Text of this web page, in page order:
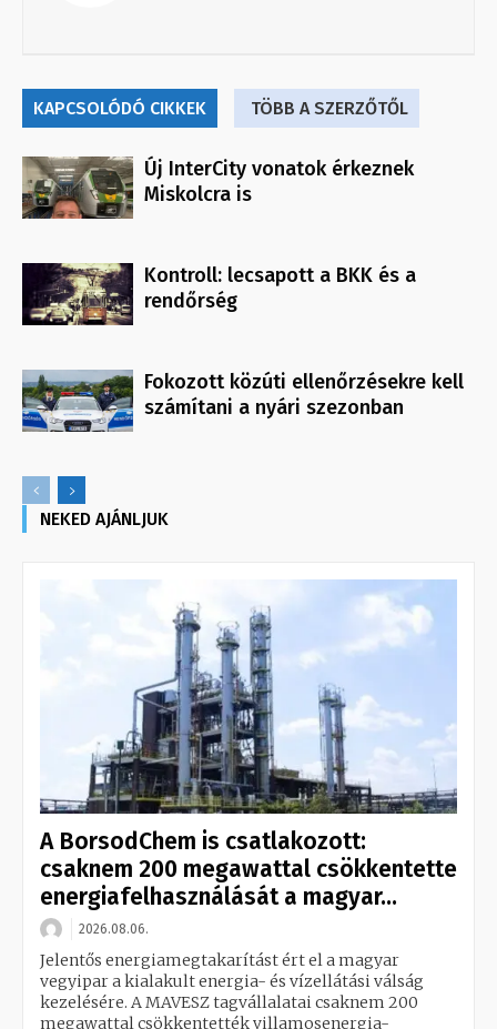
KAPCSOLÓDÓ CIKKEK TÖBB A SZERZŐTŐL
Új InterCity vonatok érkeznek
Miskolcra is
Kontroll: lecsapott a BKK és a
rendőrség
Fokozott közúti ellenőrzésekre kell
számítani a nyári szezonban
NEKED AJÁNLJUK
A BorsodChem is csatlakozott:
csaknem 200 megawattal csökkentette
energiafelhasználását a magyar...
2026.08.06.
Jelentős energiamegtakarítást ért el a magyar
vegyipar a kialakult energia- és vízellátási válság
kezelésére. A MAVESZ tagvállalatai csaknem 200
megawattal csökkentették villamosenergia-